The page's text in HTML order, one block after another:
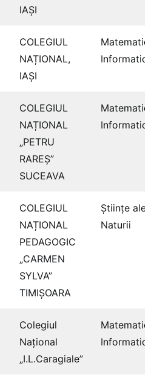
IAŞI
COLEGIUL
NAȚIONAL,
IAŞI
Informatică
COLEGIUL
NAȚIONAL
„PETRU
RAREȘ”
SUCEAVA
Informatică
COLEGIUL
NAȚIONAL
PEDAGOGIC
„CARMEN
SYLVA”
TIMIȘOARA
Ştiinţe ale
Naturii
Colegiul
Naţional
„I.L.Caragiale”
Informatică